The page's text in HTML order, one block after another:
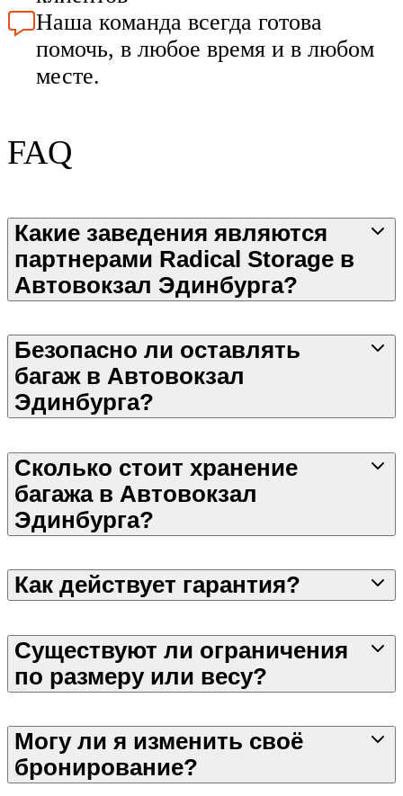
Наша команда всегда готова
помочь, в любое время и в любом
месте.
FAQ
Какие заведения являются
партнерами Radical Storage в
Автовокзал Эдинбурга?
Безопасно ли оставлять
багаж в Автовокзал
Эдинбурга?
Сколько стоит хранение
багажа в Автовокзал
Эдинбурга?
Как действует гарантия?
Существуют ли ограничения
по размеру или весу?
Могу ли я изменить своё
бронирование?